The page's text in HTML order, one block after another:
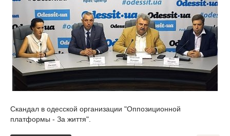
Скандал в одесской организации "Оппозиционной
платформы - За життя".